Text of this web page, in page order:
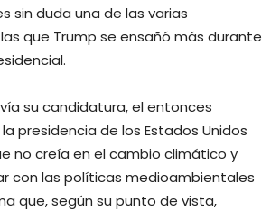
sin duda una de las varias
que Trump se ensañó más durante
su candidatura, el entonces
presidencia de los Estados Unidos
no creía en el cambio climático y
con las políticas medioambientales
que, según su punto de vista,